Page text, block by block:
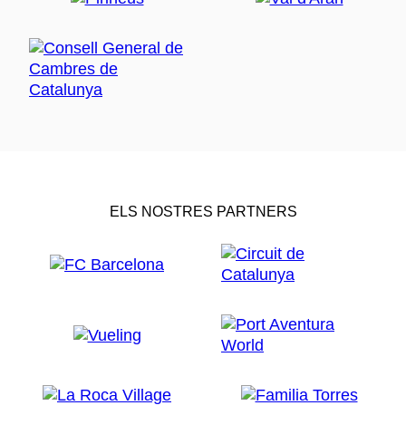
ELS NOSTRES PARTNERS